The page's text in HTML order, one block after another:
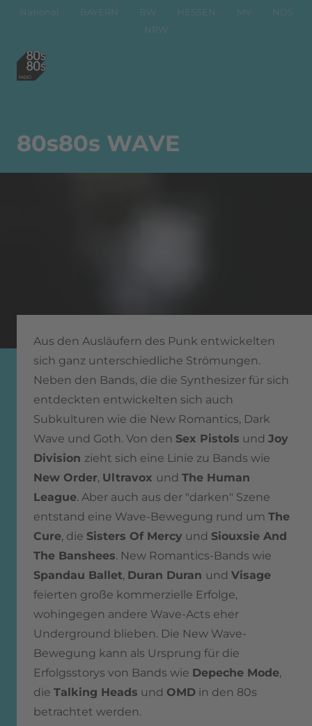
National BAYERN BW HESSEN MV
NDS
NRW
80s80s WAVE
Aus den Ausläufern des Punk entwickelten
sich ganz unterschiedliche Strömungen.
Neben den Bands, die die Synthesizer für sich
entdeckten entwickelten sich auch
Subkulturen wie die New Romantics, Dark
Wave und Goth. Von den Sex Pistols und Joy
Division zieht sich eine Linie zu Bands wie
New Order, Ultravox und The Human
League. Aber auch aus der "darken" Szene
entstand eine Wave-Bewegung rund um The
Cure, die Sisters Of Mercy und Siouxsie And
The Banshees. New Romantics-Bands wie
Spandau Ballet, Duran Duran und Visage
feierten große kommerzielle Erfolge,
wohingegen andere Wave-Acts eher
Underground blieben. Die New Wave-
Bewegung kann als Ursprung für die
Erfolgsstorys von Bands wie Depeche Mode,
die Talking Heads und OMD in den 80s
betrachtet werden.